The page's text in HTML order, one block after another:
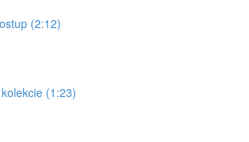
(2:12)
(1:23)